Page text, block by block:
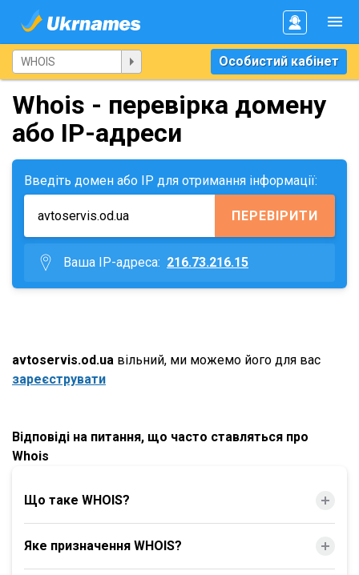
Особистий кабінет
Whois - перевірка домену
або IP-адреси
Введіть домен або IP для отримання інформації:
ПЕРЕВІРИТИ
Ваша IP-адреса: 216.73.216.15
avtoservis.od.ua вільний, ми можемо його для вас
зареєструвати
Відповіді на питання, що часто ставляться про
Whois
Що таке WHOIS?
Яке призначення WHOIS?